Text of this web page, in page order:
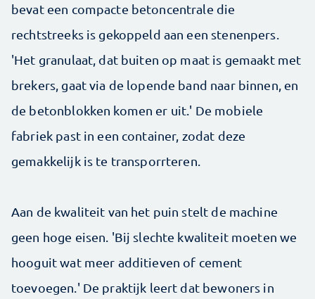
bevat een compacte betoncentrale die
rechtstreeks is gekoppeld aan een stenenpers.
'Het granulaat, dat buiten op maat is gemaakt met
brekers, gaat via de lopende band naar binnen, en
de betonblokken komen er uit.' De mobiele
fabriek past in een container, zodat deze
gemakkelijk is te transporrteren.
Aan de kwaliteit van het puin stelt de machine
geen hoge eisen. 'Bij slechte kwaliteit moeten we
hooguit wat meer additieven of cement
toevoegen.' De praktijk leert dat bewoners in